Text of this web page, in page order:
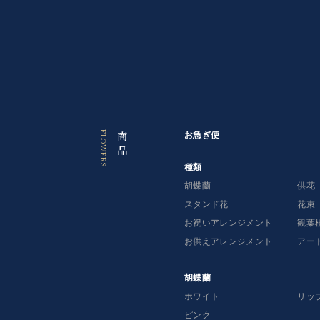
お急ぎ便（お祝い・お供え）はコチラ
商
品
お急ぎ便
種類
胡蝶蘭
スタンド花
お祝いアレンジメント
お供えアレンジメント
供花
花束
観葉
アー
胡蝶蘭
ホワイト
ピンク
リッ